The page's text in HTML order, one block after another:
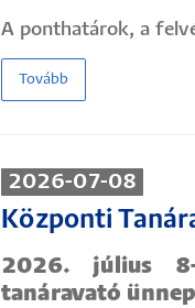
A ponthatárok, a
Tovább
2026-07-08
Központi
2026. július 8-
tanáravató